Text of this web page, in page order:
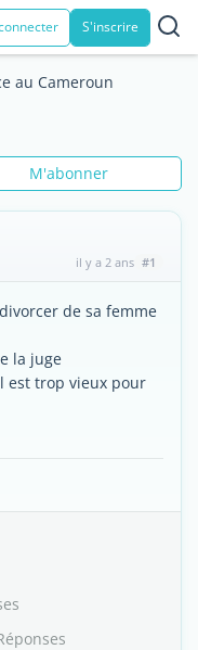
S'inscrire
au Cameroun
M'abonner
il y a 2 ans #1
de sa femme
la juge
est trop vieux pour